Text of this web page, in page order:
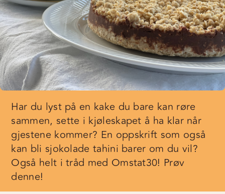
Har du lyst på en kake du bare kan røre
sammen, sette i kjøleskapet å ha klar når
gjestene kommer? En oppskrift som også
kan bli sjokolade tahini barer om du vil?
Også helt i tråd med Omstat30! Prøv
denne!